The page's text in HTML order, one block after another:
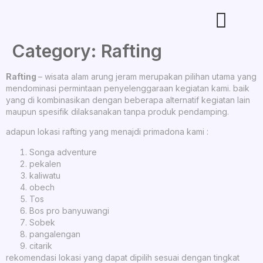
Category: Rafting
Rafting – wisata alam arung jeram merupakan pilihan utama yang
mendominasi permintaan penyelenggaraan kegiatan kami. baik
yang di kombinasikan dengan beberapa alternatif kegiatan lain
maupun spesifik dilaksanakan tanpa produk pendamping.
adapun lokasi rafting yang menajdi primadona kami :
Songa adventure
pekalen
kaliwatu
obech
Tos
Bos pro banyuwangi
Sobek
pangalengan
citarik
rekomendasi lokasi yang dapat dipilih sesuai dengan tingkat